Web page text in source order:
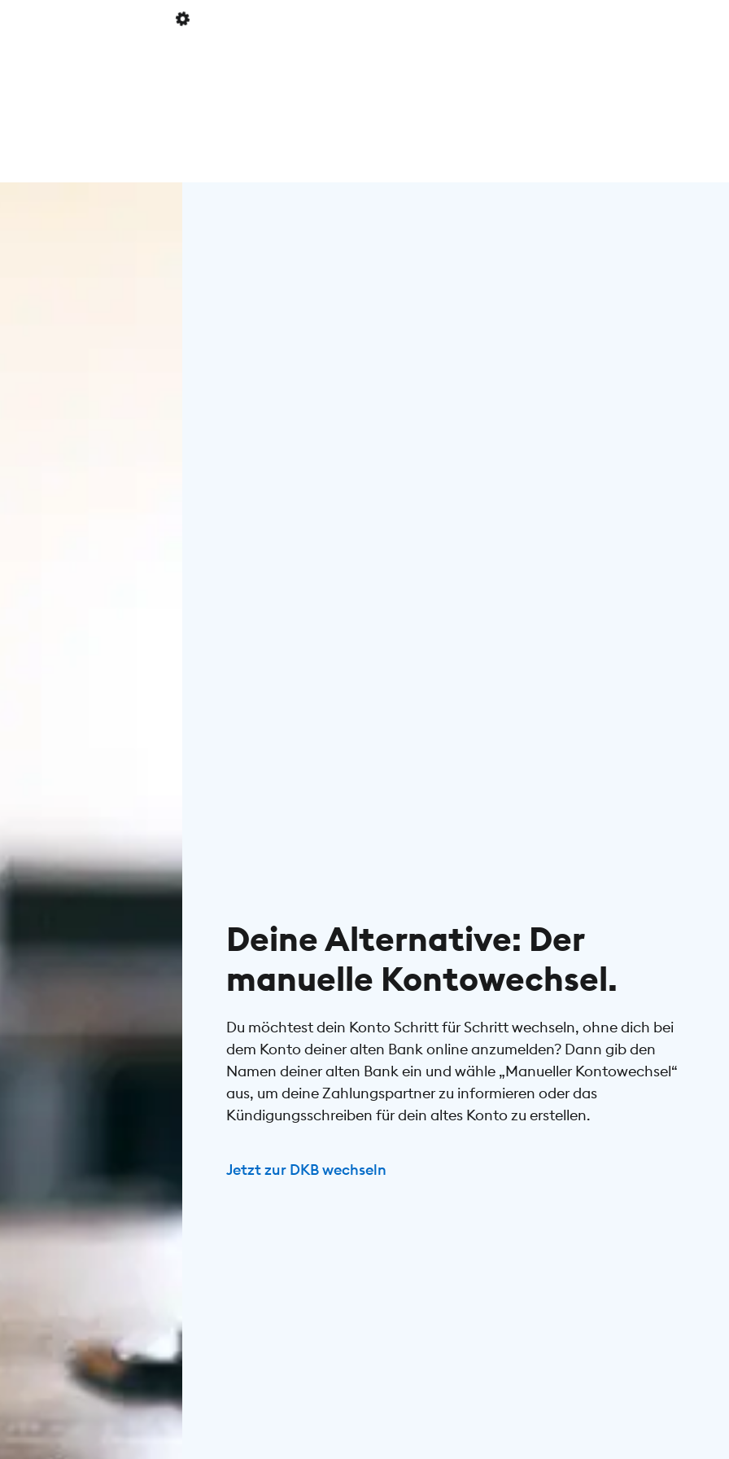
Deine Alternative: Der
manuelle Kontowechsel.
Du möchtest dein Konto Schritt für Schritt wechseln, ohne dich bei
dem Konto deiner alten Bank online anzumelden? Dann gib den
Namen deiner alten Bank ein und wähle „Manueller Kontowechsel“
aus, um deine Zahlungspartner zu informieren oder das
Kündigungsschreiben für dein altes Konto zu erstellen.
Jetzt zur DKB wechseln